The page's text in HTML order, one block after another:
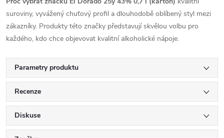
suroviny, vyvážený chuťový profil a dlouhodobě oblíbený styl mezi
zákazníky. Produkty této značky představují skvělou volbu pro
každého, kdo chce objevovat kvalitní alkoholické nápoje.
Parametry produktu
Recenze
Diskuse